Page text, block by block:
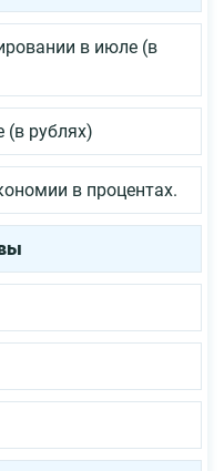
в июле (в
(в рублях)
в процентах.